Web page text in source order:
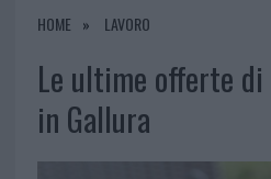
HOME LAVORO
Le ultime offerte di
in Gallura